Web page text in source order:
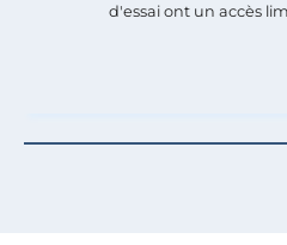
d'essai ont un accès